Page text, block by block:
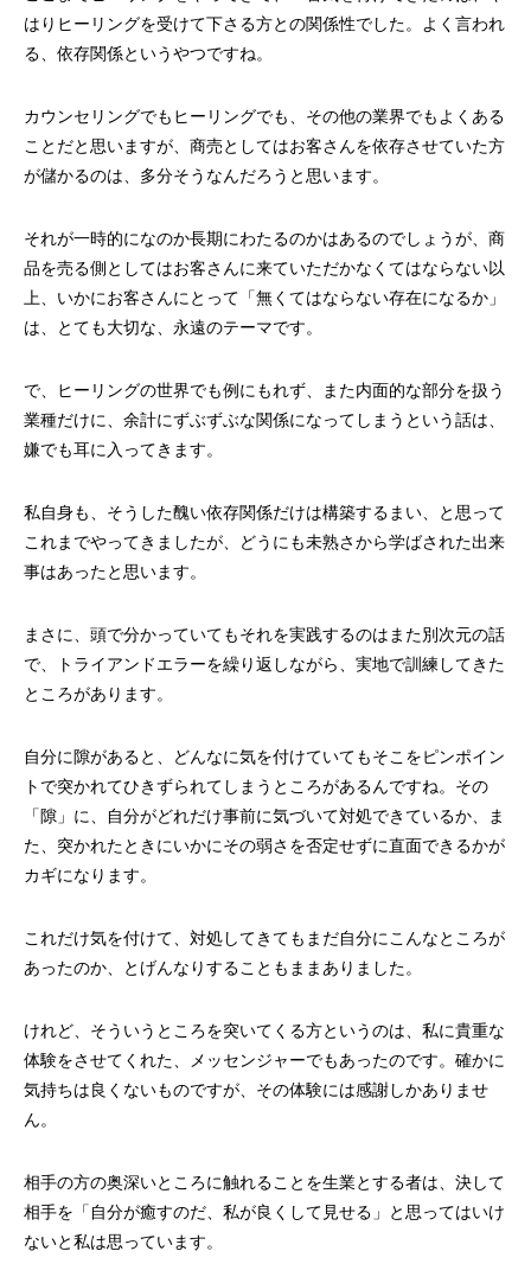
はりヒーリングを受けて下さる方との関係性でした。よく言われ
る、依存関係というやつですね。
カウンセリングでもヒーリングでも、その他の業界でもよくある
ことだと思いますが、商売としてはお客さんを依存させていた方
が儲かるのは、多分そうなんだろうと思います。
それが一時的になのか長期にわたるのかはあるのでしょうが、商
品を売る側としてはお客さんに来ていただかなくてはならない以
上、いかにお客さんにとって「無くてはならない存在になるか」
は、とても大切な、永遠のテーマです。
で、ヒーリングの世界でも例にもれず、また内面的な部分を扱う
業種だけに、余計にずぶずぶな関係になってしまうという話は、
嫌でも耳に入ってきます。
私自身も、そうした醜い依存関係だけは構築するまい、と思って
これまでやってきましたが、どうにも未熟さから学ばされた出来
事はあったと思います。
まさに、頭で分かっていてもそれを実践するのはまた別次元の話
で、トライアンドエラーを繰り返しながら、実地で訓練してきた
ところがあります。
自分に隙があると、どんなに気を付けていてもそこをピンポイン
トで突かれてひきずられてしまうところがあるんですね。その
「隙」に、自分がどれだけ事前に気づいて対処できているか、ま
た、突かれたときにいかにその弱さを否定せずに直面できるかが
カギになります。
これだけ気を付けて、対処してきてもまだ自分にこんなところが
あったのか、とげんなりすることもままありました。
けれど、そういうところを突いてくる方というのは、私に貴重な
体験をさせてくれた、メッセンジャーでもあったのです。確かに
気持ちは良くないものですが、その体験には感謝しかありませ
ん。
相手の方の奥深いところに触れることを生業とする者は、決して
相手を「自分が癒すのだ、私が良くして見せる」と思ってはいけ
ないと私は思っています。